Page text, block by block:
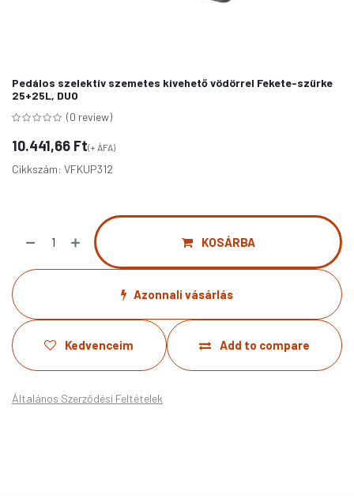
Pedálos szelektív szemetes kivehető vödörrel Fekete-szürke
25+25L, DUO
(0 review)
10.441,66 Ft(+ ÁFA)
Cikkszám: VFKUP312
KOSÁRBA
Azonnali vásárlás
Add to compare
Kedvenceim
Általános Szerződési Feltételek